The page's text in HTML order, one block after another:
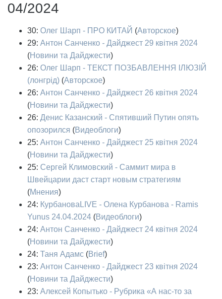
04/2024
30: Олег Шарп - ПРО КИТАЙ (Авторское)
29: Антон Санченко - Дайджест 29 квітня 2024
(Новини та Дайджести)
26: Олег Шарп - ТЕКСТ ПОЗБАВЛЕННЯ ІЛЮЗІЙ
(лонгрід) (Авторское)
26: Антон Санченко - Дайджест 26 квітня 2024
(Новини та Дайджести)
26: Денис Казанский - Спятивший Путин опять
опозорился (Видеоблоги)
25: Антон Санченко - Дайджест 25 квітня 2024
(Новини та Дайджести)
25: Сергей Климовский - Саммит мира в
Швейцарии даст старт новым стратегиям
(Мнения)
24: КурбановаLIVE - Олена Курбанова - Ramis
Yunus 24.04.2024 (Видеоблоги)
24: Антон Санченко - Дайджест 24 квітня 2024
(Новини та Дайджести)
24: Таня Адамс (Brief)
23: Антон Санченко - Дайджест 23 квітня 2024
(Новини та Дайджести)
23: Алексей Копытько - Рубрика «А нас-то за